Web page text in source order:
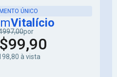
ÚNICO
Vitalício
por
à vista